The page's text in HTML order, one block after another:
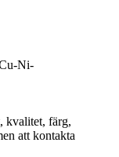
Ni-
kvalitet, färg,
att kontakta